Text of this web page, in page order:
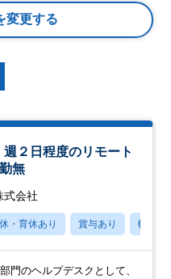
変更する
週２日程度のリモート
無
式会社
・育休あり 賞与あり 転勤な
門のヘルプデスクとして、